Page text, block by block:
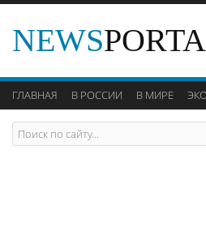
NEWS
ГЛАВНАЯ В РОССИИ В МИРЕ